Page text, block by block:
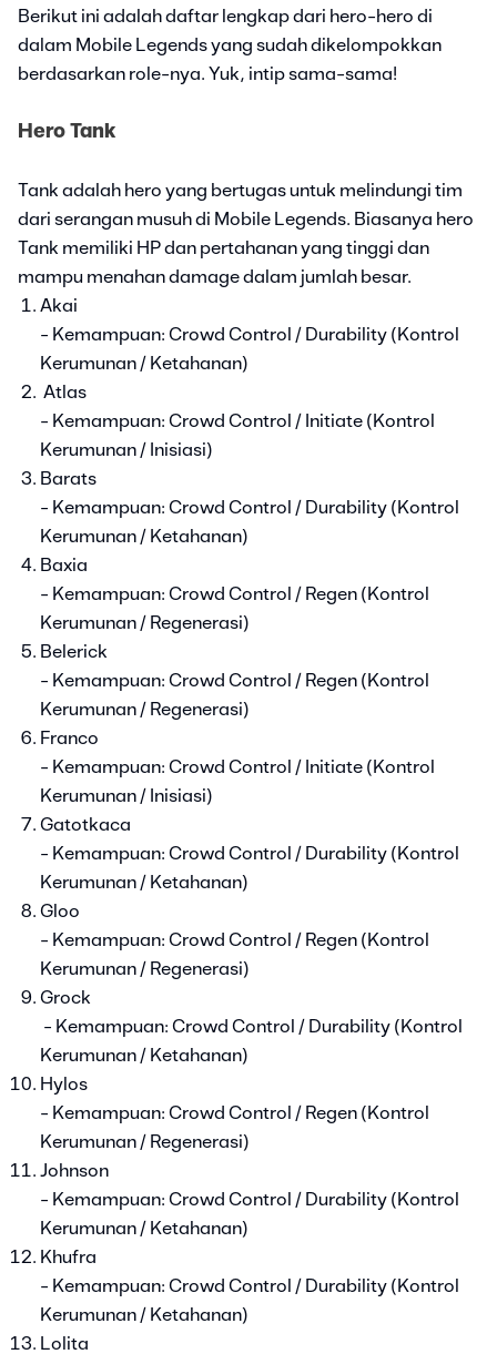
Berikut ini adalah daftar lengkap dari hero-hero di
dalam Mobile Legends yang sudah dikelompokkan
berdasarkan role-nya. Yuk, intip sama-sama!
Hero Tank
Tank adalah hero yang bertugas untuk melindungi tim
dari serangan musuh di Mobile Legends. Biasanya hero
Tank memiliki HP dan pertahanan yang tinggi dan
mampu menahan damage dalam jumlah besar.
Akai
- Kemampuan: Crowd Control / Durability (Kontrol
Kerumunan / Ketahanan)
Atlas
- Kemampuan: Crowd Control / Initiate (Kontrol
Kerumunan / Inisiasi)
Barats
- Kemampuan: Crowd Control / Durability (Kontrol
Kerumunan / Ketahanan)
Baxia
- Kemampuan: Crowd Control / Regen (Kontrol
Kerumunan / Regenerasi)
Belerick
- Kemampuan: Crowd Control / Regen (Kontrol
Kerumunan / Regenerasi)
Franco
- Kemampuan: Crowd Control / Initiate (Kontrol
Kerumunan / Inisiasi)
Gatotkaca
- Kemampuan: Crowd Control / Durability (Kontrol
Kerumunan / Ketahanan)
Gloo
- Kemampuan: Crowd Control / Regen (Kontrol
Kerumunan / Regenerasi)
Grock
- Kemampuan: Crowd Control / Durability (Kontrol
Kerumunan / Ketahanan)
Hylos
- Kemampuan: Crowd Control / Regen (Kontrol
Kerumunan / Regenerasi)
Johnson
- Kemampuan: Crowd Control / Durability (Kontrol
Kerumunan / Ketahanan)
Khufra
- Kemampuan: Crowd Control / Durability (Kontrol
Kerumunan / Ketahanan)
Lolita